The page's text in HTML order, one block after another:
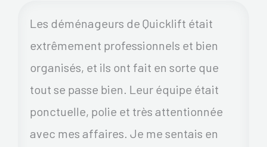
Les déménageurs de Quicklift était
extrêmement professionnels et bien
organisés, et ils ont fait en sorte que
tout se passe bien. Leur équipe était
ponctuelle, polie et très attentionnée
avec mes affaires. Je me sentais en